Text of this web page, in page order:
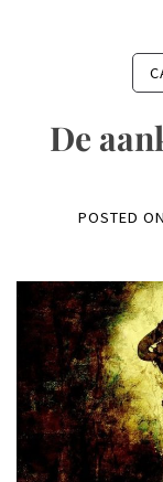
De
POSTED ON